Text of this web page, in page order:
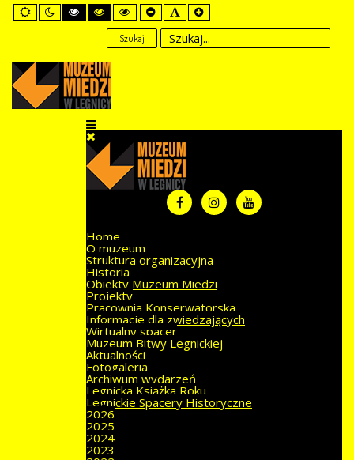
Default
mode
Night
mode
High
Contrast
mode
High
Contrast
Black
Yellow
mode
High
Contrast
Yellow
Black
mode
Set
Smaller
Font
Set
Default
Font
Set
Larger
Font
Szukaj
Home
O muzeum
Struktura organizacyjna
Historia
Obiekty Muzeum Miedzi
Projekty
Pracownia Konserwatorska
Informacje dla zwiedzających
Wirtualny spacer
Muzeum Bitwy Legnickiej
Aktualności
Fotogaleria
Archiwum wydarzeń
Legnicka Książka Roku
Legnickie Spacery Historyczne
2026
2025
2024
2023